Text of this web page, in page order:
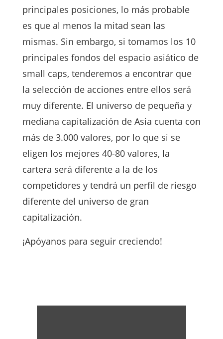
principales posiciones, lo más probable
es que al menos la mitad sean las
mismas. Sin embargo, si tomamos los 10
principales fondos del espacio asiático de
small caps, tenderemos a encontrar que
la selección de acciones entre ellos será
muy diferente. El universo de pequeña y
mediana capitalización de Asia cuenta con
más de 3.000 valores, por lo que si se
eligen los mejores 40-80 valores, la
cartera será diferente a la de los
competidores y tendrá un perfil de riesgo
diferente del universo de gran
capitalización.
¡Apóyanos para seguir creciendo!